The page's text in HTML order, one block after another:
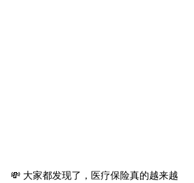
💸 大家都发现了，医疗保险真的越来越